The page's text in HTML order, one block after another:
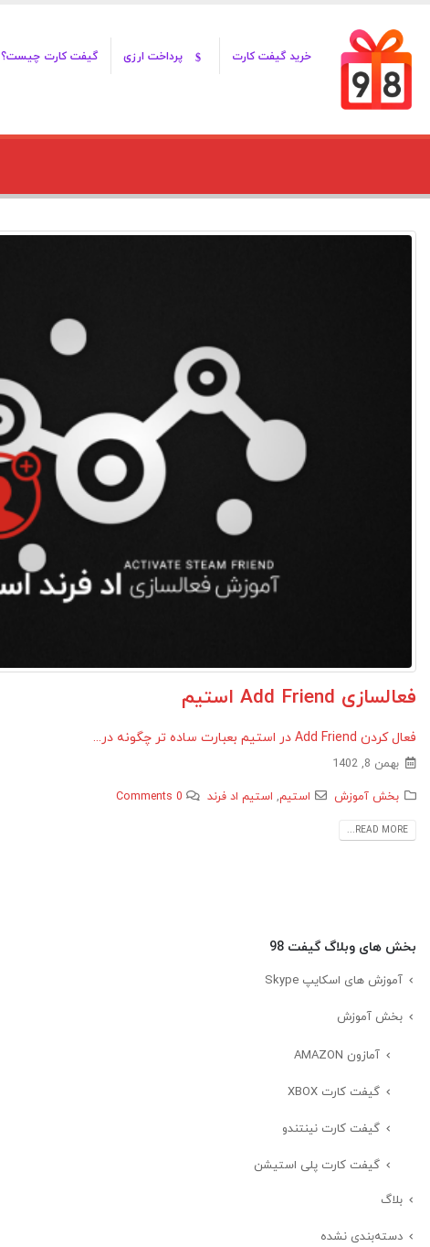
خرید گیفت کارت پرداخت ارزی گیفت کارت چیست؟
فعالسازی Add Friend استیم
فعال کردن Add Friend در استیم بعبارت ساده تر چگونه در...
بهمن 8, 1402
بخش آموزش
استیم, استیم اد فرند 0 Comments
READ MORE...
بخش های وبلاگ گیفت 98
آموزش های اسکایپ Skype
بخش آموزش
آمازون AMAZON
گیفت کارت XBOX
گیفت کارت نینتندو
گیفت کارت پلی استیشن
بلاگ
دسته‌بندی نشده